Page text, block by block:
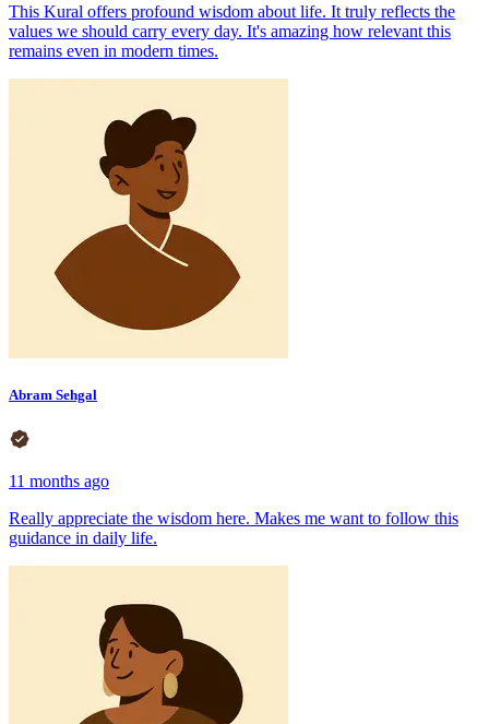
This Kural offers profound wisdom about life. It truly reflects the
values we should carry every day. It's amazing how relevant this
remains even in modern times.
Abram Sehgal
11 months ago
Really appreciate the wisdom here. Makes me want to follow this
guidance in daily life.